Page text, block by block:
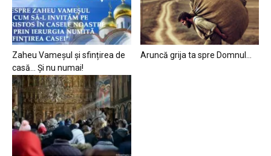
Zaheu Vameșul și sfințirea de
casă… Și nu numai!
Aruncă grija ta spre Domnul…